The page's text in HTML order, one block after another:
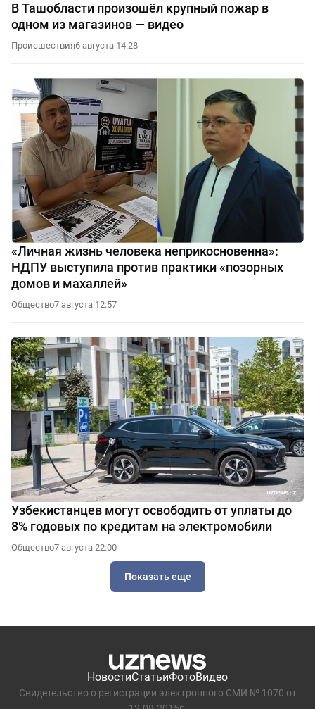
В Ташобласти произошёл крупный пожар в
одном из магазинов — видео
Происшествия6 августа 14:28
«Личная жизнь человека неприкосновенна»:
НДПУ выступила против практики «позорных
домов и махаллей»
Общество7 августа 12:57
Узбекистанцев могут освободить от уплаты до
8% годовых по кредитам на электромобили
Общество7 августа 22:00
Показать еще
НовостиСтатьиФотоВидео
Свидетельство о регистрации электронного СМИ № 1070 от